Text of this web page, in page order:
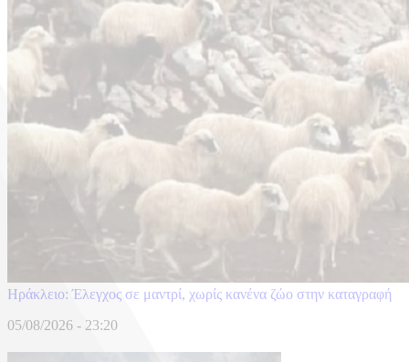
Ηράκλειο: Έλεγχος σε μαντρί, χωρίς κανένα ζώο στην καταγραφή
05/08/2026 - 23:20